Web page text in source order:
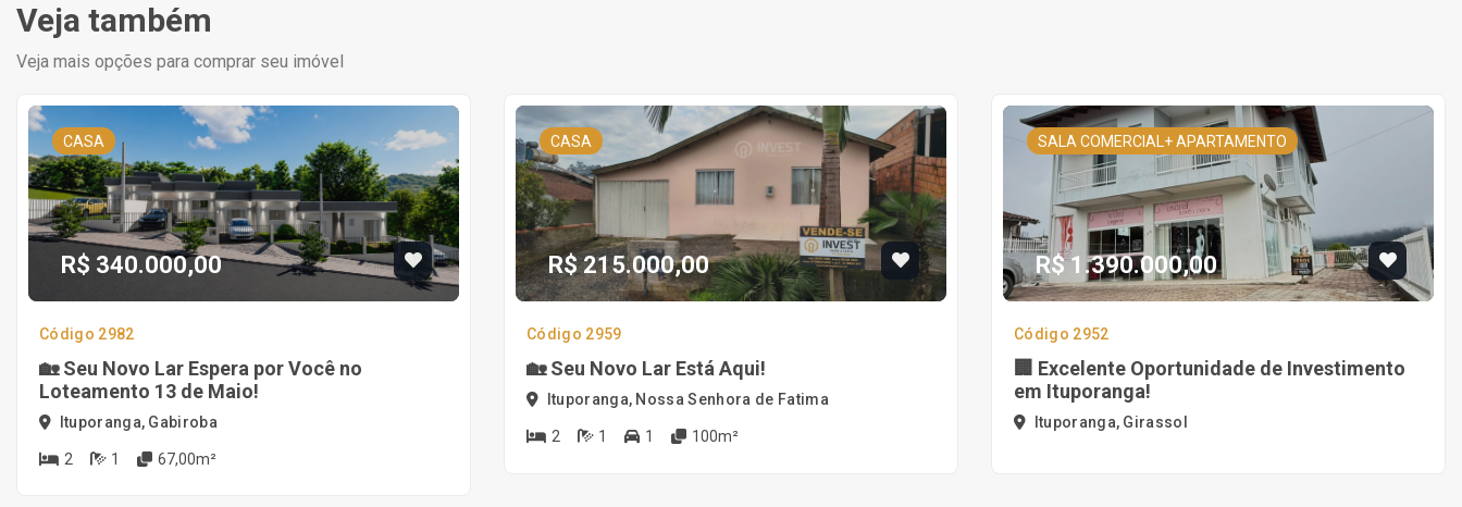
Veja também
Veja mais opções para comprar seu imóvel
CASA
R$ 340.000,00
Código 2982
🏡 Seu Novo Lar Espera por Você no
Loteamento 13 de Maio!
Ituporanga, Gabiroba
2 1 67,00m²
CASA
R$ 215.000,00
Código 2959
🏡 Seu Novo Lar Está Aqui!
Ituporanga, Nossa Senhora de Fatima
2 1 1 100m²
SALA COMERCIAL+ APARTAMENTO
R$ 1.390.000,00
Código 2952
🏢 Excelente Oportunidade de Investimento
em Ituporanga!
Ituporanga, Girassol